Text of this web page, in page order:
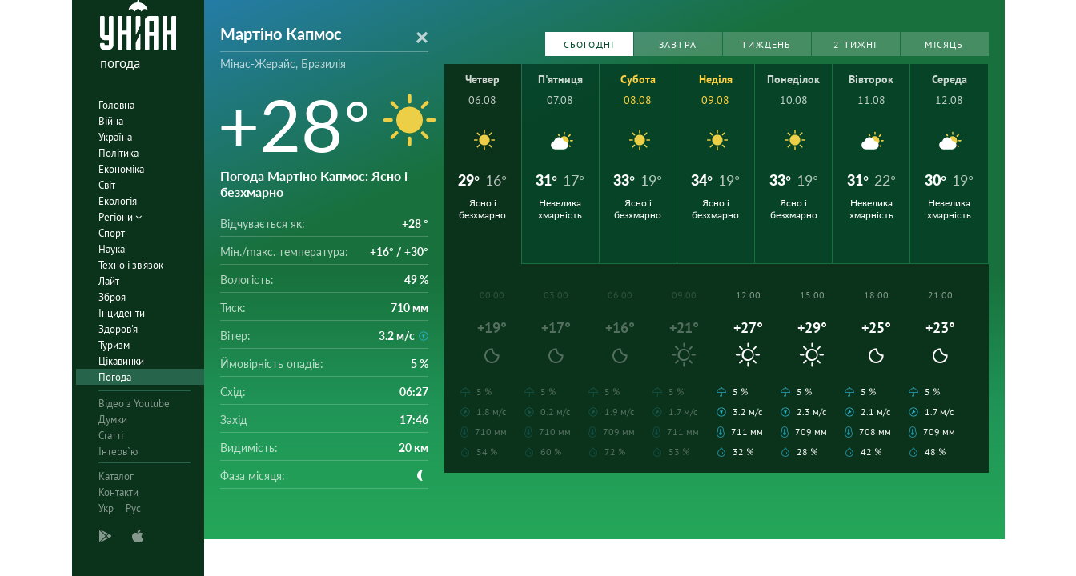
погода
Головна
Війна
Україна
Політика
Економіка
Світ
Екологія
Регіони
Спорт
Наука
Техно і зв'язок
Лайт
Зброя
Інциденти
Здоров'я
Туризм
Цікавинки
Погода
Відео з Youtube
Думки
Статті
Інтерв`ю
Каталог
Контакти
Укр
Рус
Мартіно Капмос
Мінас-Жерайс, Бразилія
+28°
Погода Мартіно Капмос: Ясно і
безхмарно
Відчувається як: +28 °
Мін./mакс. температура: +16° / +30°
Вологість: 49 %
Тиск: 710 мм
Вітер: 3.2 м/с
Ймовірність опадів: 5 %
Схід: 06:27
Захід 17:46
Видимість: 20 км
Фаза місяця:
СЬОГОДНІ ЗАВТРА ТИЖДЕНЬ 2 ТИЖНІ МІСЯЦЬ
Четвер
06.08
29° 16°
Ясно і
безхмарно
П'ятниця
07.08
31° 17°
Невелика
хмарність
Субота
08.08
33° 19°
Ясно і
безхмарно
Неділя
09.08
34° 19°
Ясно і
безхмарно
Понеділок
10.08
33° 19°
Ясно і
безхмарно
Вівторок
11.08
31° 22°
Невелика
хмарність
Середа
12.08
30° 19°
Невелика
хмарність
00:00
+19°
5 %
1.8 м/с
710 мм
54 %
03:00
+17°
5 %
0.2 м/с
710 мм
60 %
06:00
+16°
5 %
1.9 м/с
709 мм
72 %
09:00
+21°
5 %
1.7 м/с
711 мм
53 %
12:00
+27°
5 %
3.2 м/с
711 мм
32 %
15:00
+29°
5 %
2.3 м/с
709 мм
28 %
18:00
+25°
5 %
2.1 м/с
708 мм
42 %
21:00
+23°
5 %
1.7 м/с
709 мм
48 %